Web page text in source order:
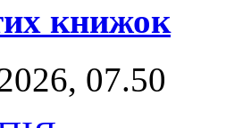
книжок
07.50